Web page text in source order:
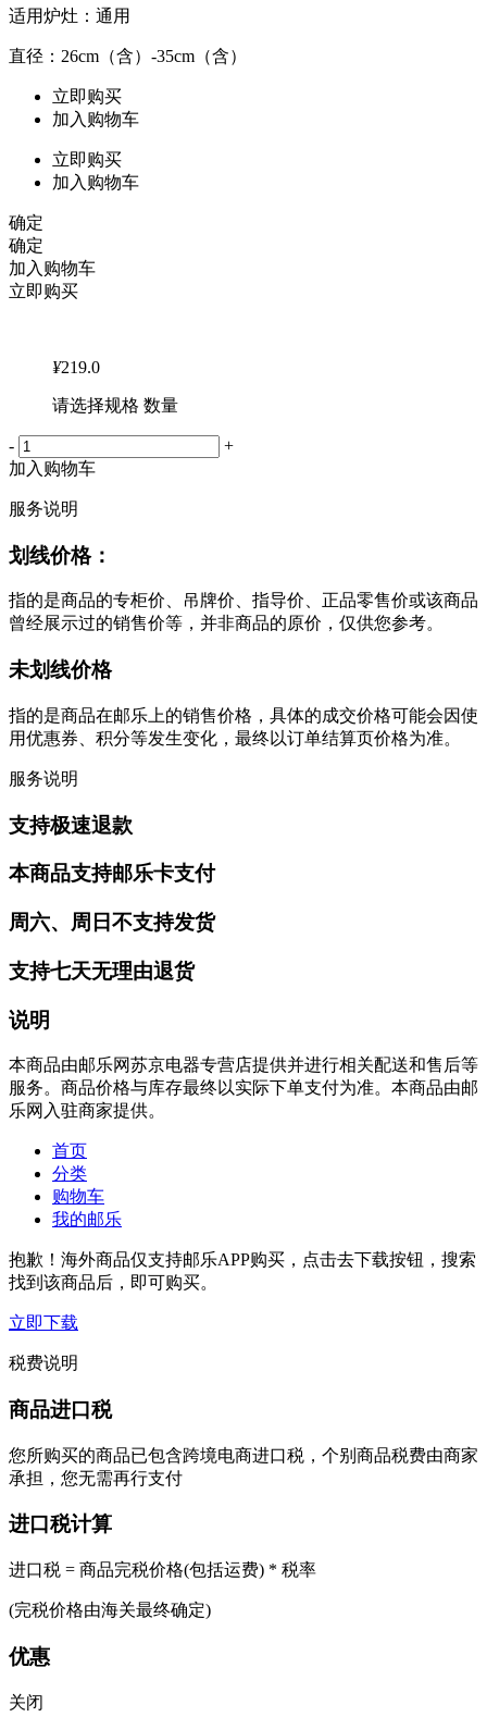
适用炉灶：通用
直径：26cm（含）-35cm（含）
立即购买
加入购物车
立即购买
加入购物车
确定
确定
加入购物车
立即购买
¥219.0
请选择规格 数量
-
+
加入购物车
服务说明
划线价格：
指的是商品的专柜价、吊牌价、指导价、正品零售价或该商品
曾经展示过的销售价等，并非商品的原价，仅供您参考。
未划线价格
指的是商品在邮乐上的销售价格，具体的成交价格可能会因使
用优惠券、积分等发生变化，最终以订单结算页价格为准。
服务说明
支持极速退款
本商品支持邮乐卡支付
周六、周日不支持发货
支持七天无理由退货
说明
本商品由邮乐网苏京电器专营店提供并进行相关配送和售后等
服务。商品价格与库存最终以实际下单支付为准。本商品由邮
乐网入驻商家提供。
首页
分类
购物车
我的邮乐
抱歉！海外商品仅支持邮乐APP购买，点击去下载按钮，搜索
找到该商品后，即可购买。
立即下载
税费说明
商品进口税
您所购买的商品已包含跨境电商进口税，个别商品税费由商家
承担，您无需再行支付
进口税计算
进口税 = 商品完税价格(包括运费) * 税率
(完税价格由海关最终确定)
优惠
关闭